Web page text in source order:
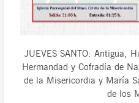
JUEVES SANTO: Antigua,
Hermandad y Cofradía de
de la Misericordia y María
de los